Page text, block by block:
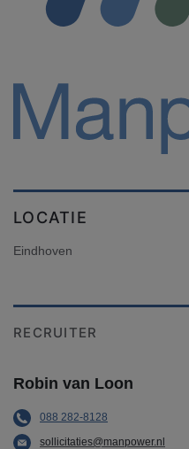
LOCATIE
Eindhoven
RECRUITER
Robin van Loon
088 282-8128
sollicitaties@manpower.nl